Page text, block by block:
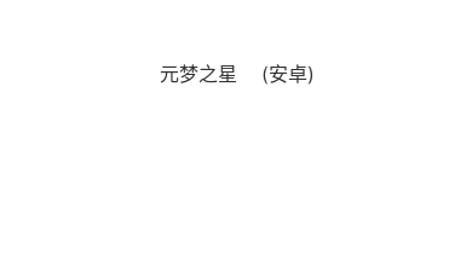
元梦之星 (安卓)